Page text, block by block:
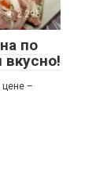
2 298
по
–